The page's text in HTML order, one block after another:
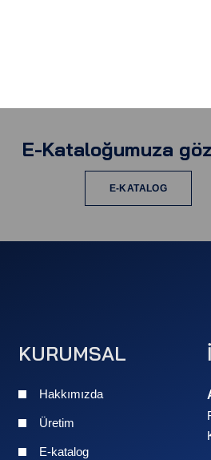
E-Kataloğumuza
E-KATALOG
KURUMSAL
Hakkımızda
Üretim
E-katalog